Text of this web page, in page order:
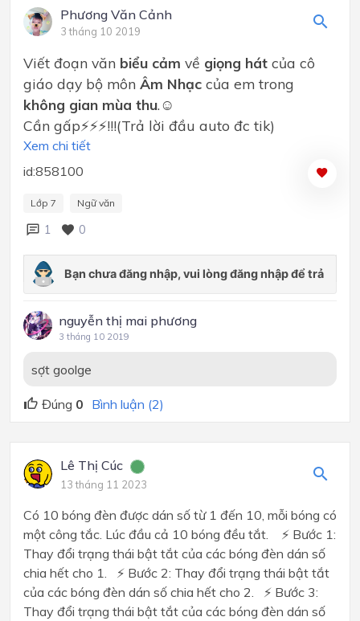
Phương Văn Cảnh
3 tháng 10 2019
Viết đoạn văn biểu cảm về giọng hát của cô
giáo dạy bộ môn Âm Nhạc của em trong
không gian mùa thu.☺
Cần gấp⚡⚡⚡!!!(Trả lời đầu auto đc tik)
Xem chi tiết
id:858100
Lớp 7 Ngữ văn
1 0
nguyễn thị mai phương
3 tháng 10 2019
sợt goolge
Đúng 0 Bình luận (2)
Lê Thị Cúc
13 tháng 11 2023
Có 10 bóng đèn được dán số từ 1 đến 10, mỗi bóng có
một công tắc. Lúc đầu cả 10 bóng đều tắt. ⚡ Bước 1:
Thay đổi trạng thái bật tắt của các bóng đèn dán số
chia hết cho 1. ⚡ Bước 2: Thay đổi trạng thái bật tắt
của các bóng đèn dán số chia hết cho 2. ⚡ Bước 3:
Thay đổi trạng thái bật tắt của các bóng đèn dán số